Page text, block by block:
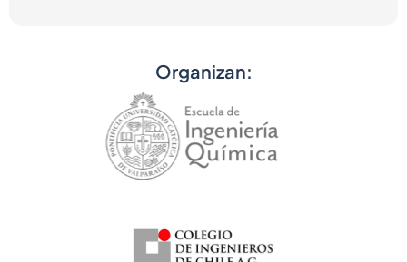
Organizan: